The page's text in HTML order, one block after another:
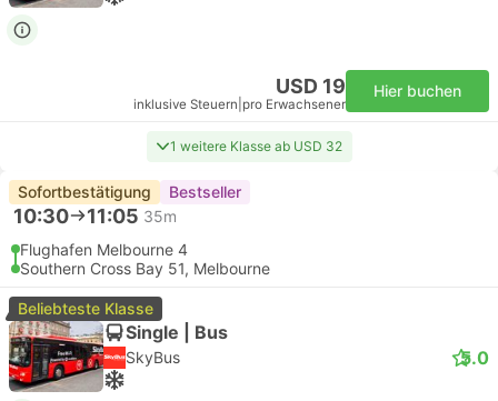
USD 19
inklusive Steuern pro Erwachsener
Hier buchen
1 weitere Klasse ab USD 32
Sofortbestätigung Bestseller
10:30 11:05 35m
Flughafen Melbourne 4
Southern Cross Bay 51, Melbourne
Beliebteste Klasse
Single | Bus
SkyBus 5.0